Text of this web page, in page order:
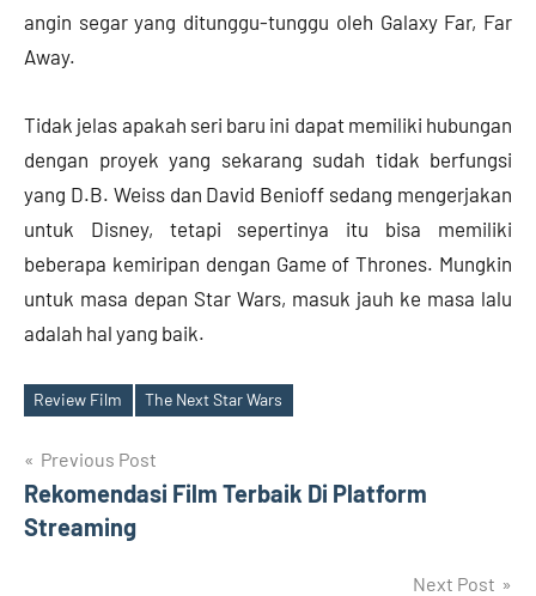
angin segar yang ditunggu-tunggu oleh Galaxy Far, Far
Away.
Tidak jelas apakah seri baru ini dapat memiliki hubungan
dengan proyek yang sekarang sudah tidak berfungsi
yang D.B. Weiss dan David Benioff sedang mengerjakan
untuk Disney, tetapi sepertinya itu bisa memiliki
beberapa kemiripan dengan Game of Thrones. Mungkin
untuk masa depan Star Wars, masuk jauh ke masa lalu
adalah hal yang baik.
Tags
Review Film The Next Star Wars
Post
navigation
Previous Post
Rekomendasi Film Terbaik Di Platform
Streaming
Next Post